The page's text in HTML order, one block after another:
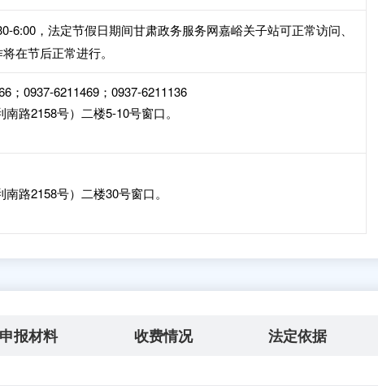
6:00，法定节假日期间甘肃政务服务网嘉峪关子站可正常访问、
在节后正常进行。
；0937-6211469；0937-6211136
路2158号）二楼5-10号窗口。
路2158号）二楼30号窗口。
申报材料 收费情况 法定依据